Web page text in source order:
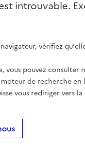
introuvable.
vérifiez
pouvez consulter
de recherche en
vous rediriger vers